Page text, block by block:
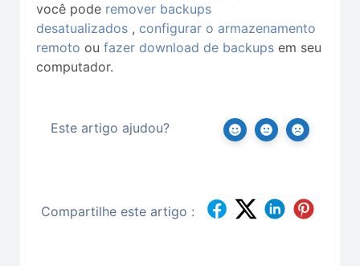
você pode remover backups
desatualizados , configurar o armazenamento
remoto ou fazer download de backups em seu
computador.
Este artigo ajudou?
Compartilhe este artigo :